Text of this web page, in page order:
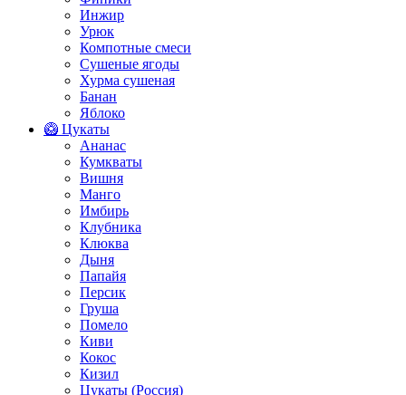
Инжир
Урюк
Компотные смеси
Сушеные ягоды
Хурма сушеная
Банан
Яблоко
🥝 Цукаты
Ананас
Кумкваты
Вишня
Манго
Имбирь
Клубника
Клюква
Дыня
Папайя
Персик
Груша
Помело
Киви
Кокос
Кизил
Цукаты (Россия)